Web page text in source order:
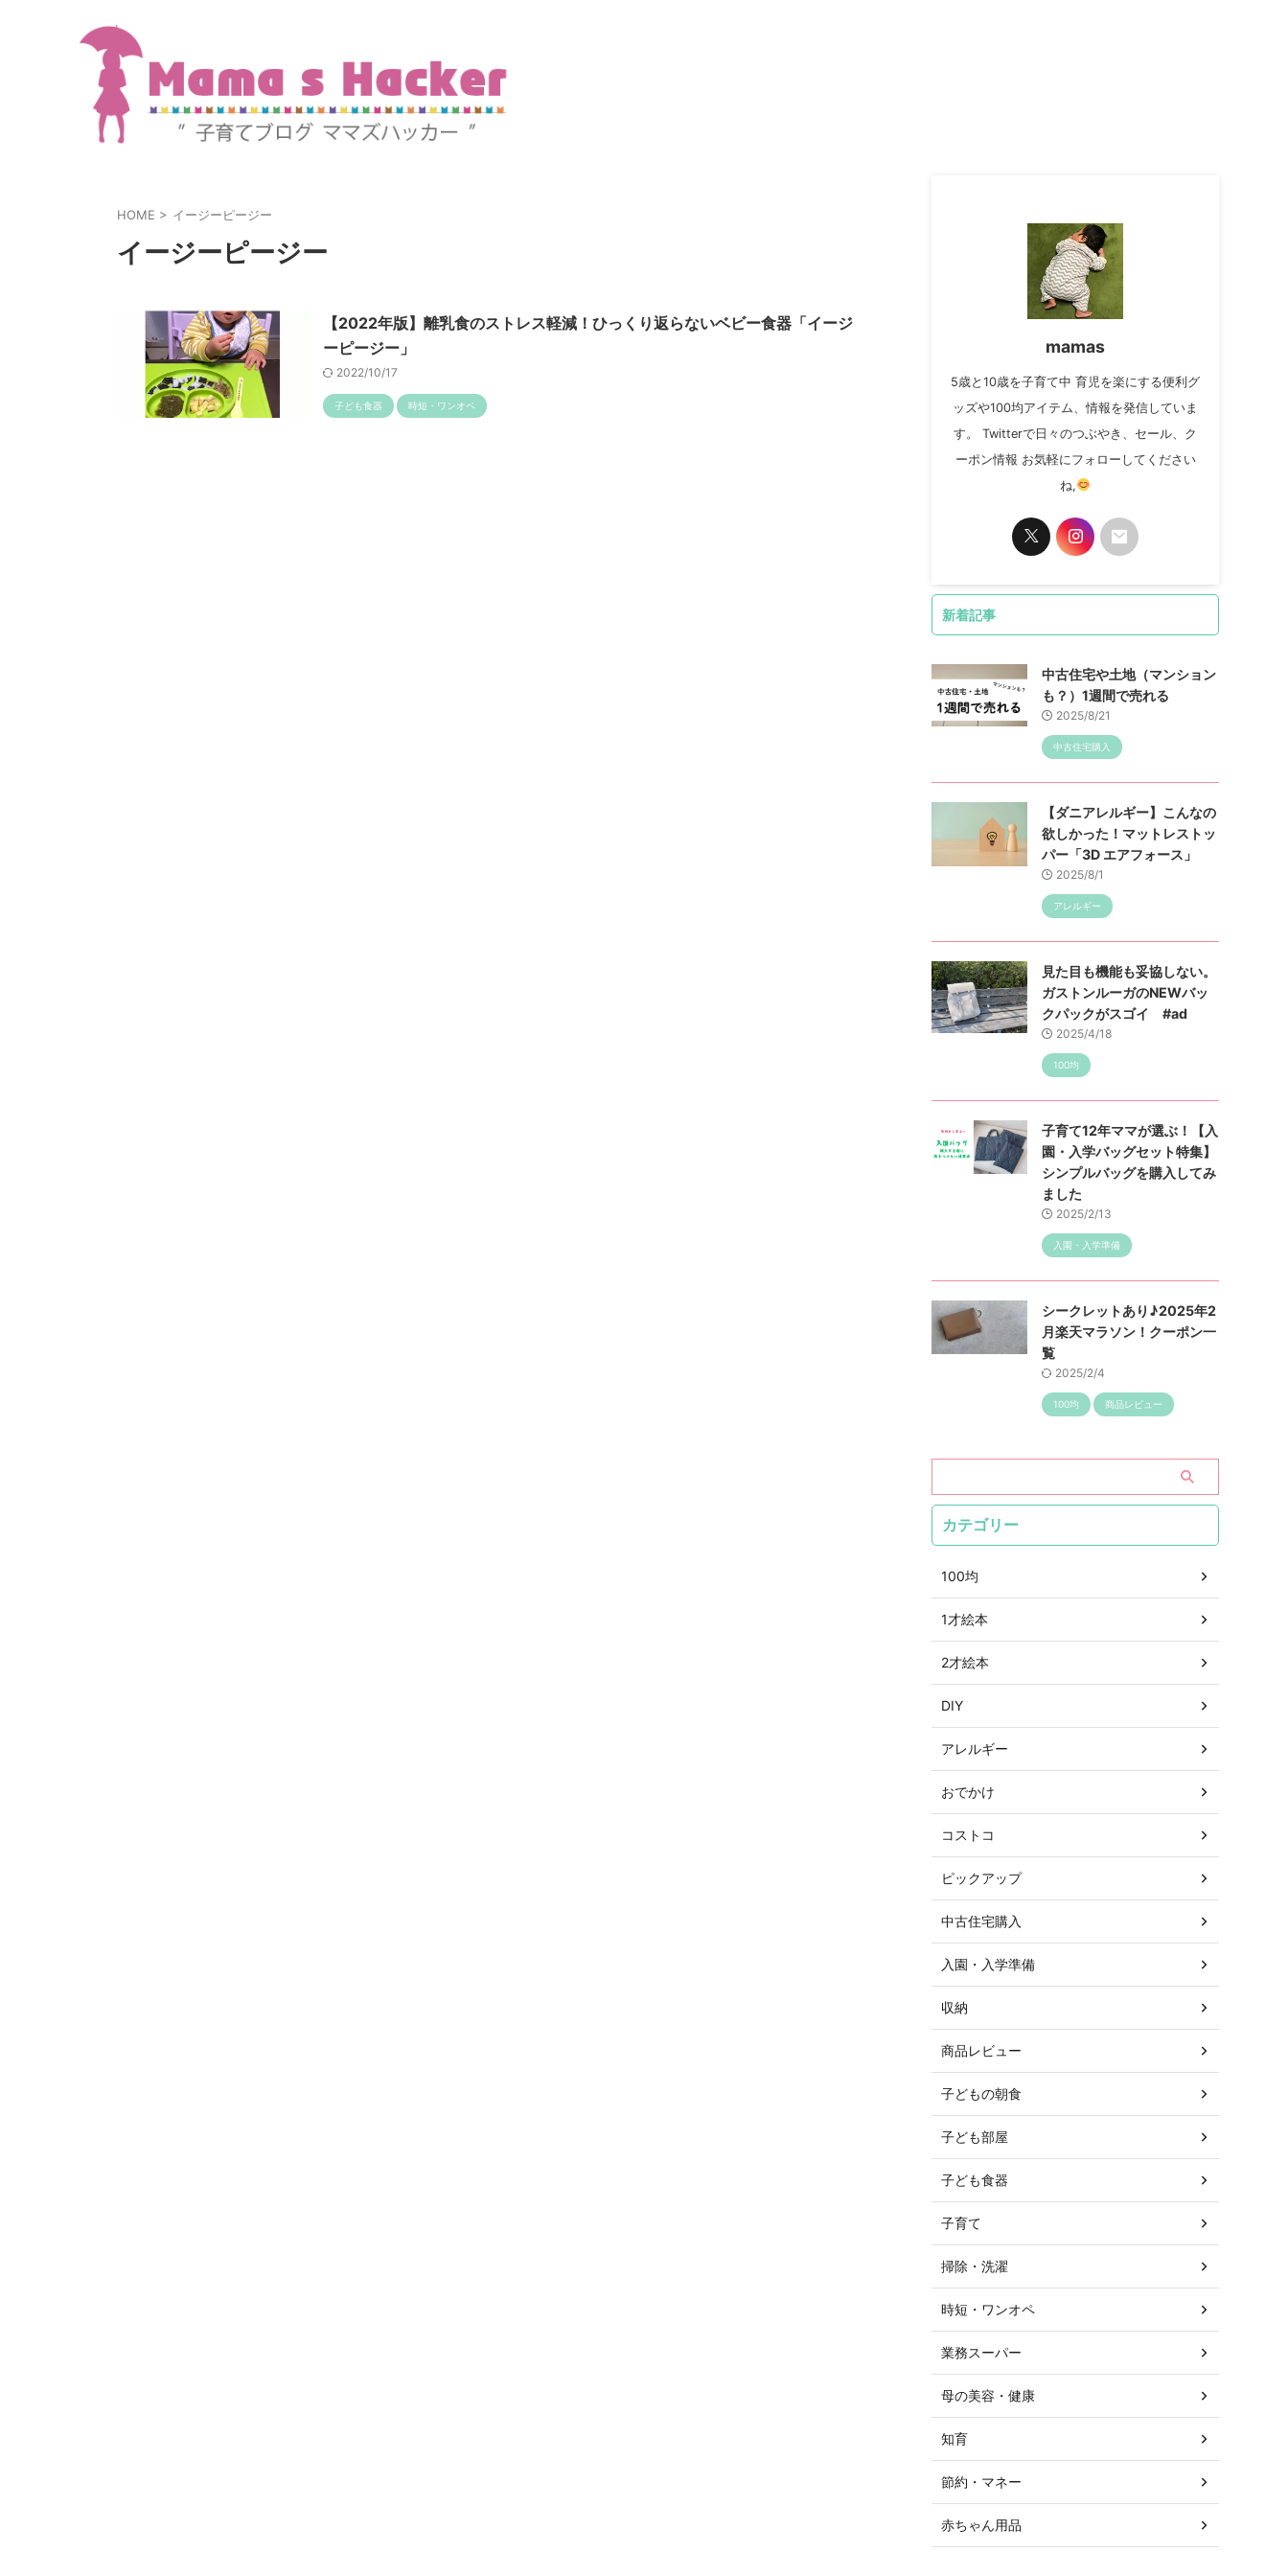
HOME > イージーピージー
イージーピージー
【2022年版】離乳食のストレス軽減！ひっくり返らないベビー食器「イージ
ーピージー」
2022/10/17
子ども食器 時短・ワンオペ
mamas
5歳と10歳を子育て中 育児を楽にする便利グ
ッズや100均アイテム、情報を発信していま
す。 Twitterで日々のつぶやき、セール、ク
ーポン情報 お気軽にフォローしてください
ね,
新着記事
中古住宅や土地（マンション
も？）1週間で売れる
2025/8/21
中古住宅購入
【ダニアレルギー】こんなの
欲しかった！マットレストッ
パー「3D エアフォース」
2025/8/1
アレルギー
見た目も機能も妥協しない。
ガストンルーガのNEWバッ
クパックがスゴイ #ad
2025/4/18
100均
子育て12年ママが選ぶ！【入
園・入学バッグセット特集】
シンプルバッグを購入してみ
ました
2025/2/13
入園・入学準備
シークレットあり♪2025年2
月楽天マラソン！クーポン一
覧
2025/2/4
100均 商品レビュー
カテゴリー
100均
1才絵本
2才絵本
DIY
アレルギー
おでかけ
コストコ
ピックアップ
中古住宅購入
入園・入学準備
収納
商品レビュー
子どもの朝食
子ども部屋
子ども食器
子育て
掃除・洗濯
時短・ワンオペ
業務スーパー
母の美容・健康
知育
節約・マネー
赤ちゃん用品